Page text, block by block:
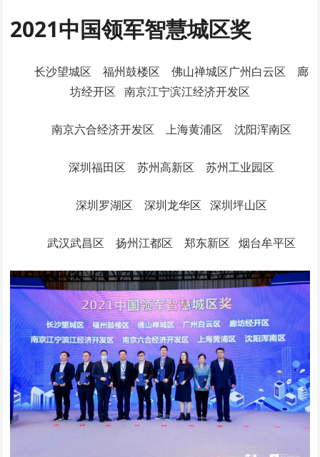
2021中国领军智慧城区奖
长沙望城区 福州鼓楼区 佛山禅城区广州白云区 廊
坊经开区 南京江宁滨江经济开发区
南京六合经济开发区 上海黄浦区 沈阳浑南区
深圳福田区 苏州高新区 苏州工业园区
深圳罗湖区 深圳龙华区 深圳坪山区
武汉武昌区 扬州江都区 郑东新区 烟台牟平区